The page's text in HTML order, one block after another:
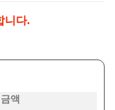
니다.
액